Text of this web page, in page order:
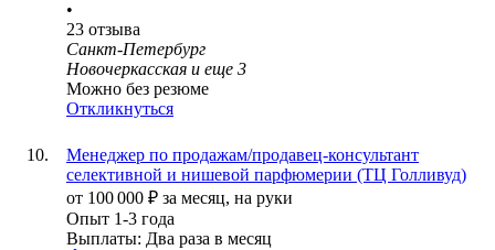
•
23 отзыва
Санкт-Петербург
Новочеркасская и еще 3
Можно без резюме
Откликнуться
Менеджер по продажам/продавец-консультант
селективной и нишевой парфюмерии (ТЦ Голливуд)
от 100 000 ₽ за месяц, на руки
Опыт 1-3 года
Выплаты: Два раза в месяц